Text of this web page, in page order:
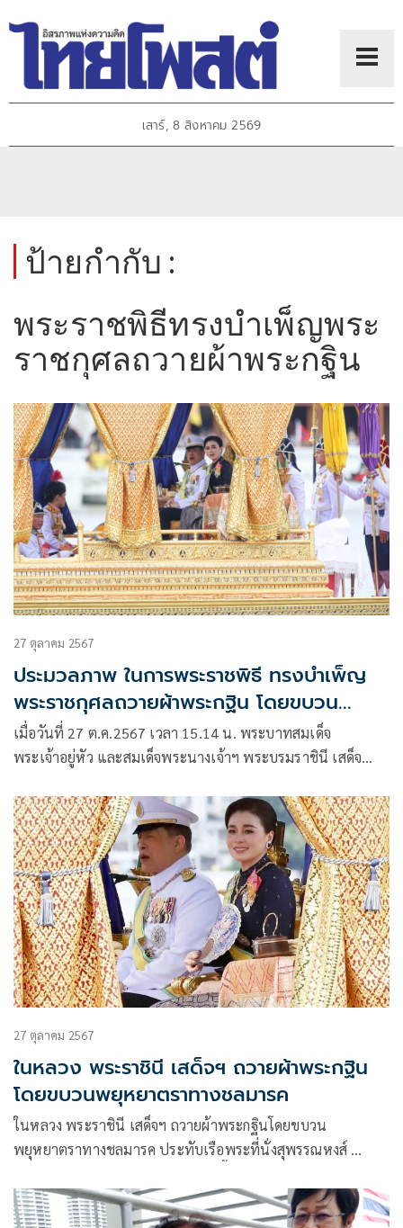
เสาร์, 8 สิงหาคม 2569
ป้ายกำกับ :
พระราชพิธีทรงบำเพ็ญพระ
ราชกุศลถวายผ้าพระกฐิน
27 ตุลาคม 2567
ประมวลภาพ ในการพระราชพิธี ทรงบำเพ็ญ
พระราชกุศลถวายผ้าพระกฐิน โดยขบวน
พยุหยาตราทางชลมารค
เมื่อวันที่ 27 ต.ค.2567 เวลา 15.14 น. พระบาทสมเด็จ
พระเจ้าอยู่หัว และสมเด็จพระนางเจ้าฯ พระบรมราชินี เสด็จ
ถวายผ้าพระกฐิน
27 ตุลาคม 2567
ในหลวง พระราชินี เสด็จฯ ถวายผ้าพระกฐิน
โดยขบวนพยุหยาตราทางชลมารค
ในหลวง พระราชินี เสด็จฯ ถวายผ้าพระกฐินโดยขบวน
พยุหยาตราทางชลมารค ประทับเรือพระที่นั่งสุพรรณหงส์
ตราตรึงใจพระราชพิธีสมพระเกียรติยิ่งใหญ่งดงามตระการตา